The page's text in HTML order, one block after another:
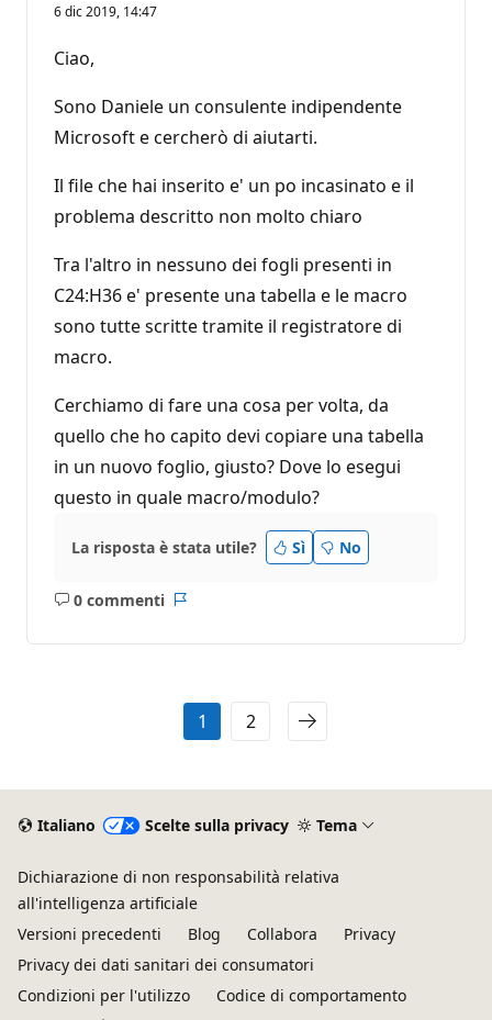
6 dic 2019, 14:47
Ciao,
Sono Daniele un consulente indipendente
Microsoft e cercherò di aiutarti.
Il file che hai inserito e' un po incasinato e il
problema descritto non molto chiaro
Tra l'altro in nessuno dei fogli presenti in
C24:H36 e' presente una tabella e le macro
sono tutte scritte tramite il registratore di
macro.
Cerchiamo di fare una cosa per volta, da
quello che ho capito devi copiare una tabella
in un nuovo foglio, giusto? Dove lo esegui
questo in quale macro/modulo?
La risposta è stata utile? Sì No
0 commenti
Nessun
1 2
Italiano Scelte sulla privacy Tema
Dichiarazione di non responsabilità relativa
all'intelligenza artificiale
Versioni precedenti
Blog Collabora
Privacy
Privacy dei dati sanitari dei consumatori
Condizioni per l'utilizzo
Codice di comportamento